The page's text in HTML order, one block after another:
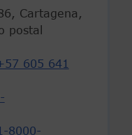
Cartagena,
postal
605 641
8000-